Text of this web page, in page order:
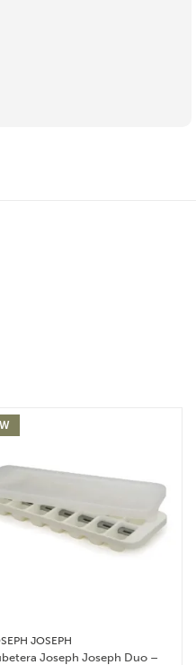
JOSEPH
Joseph Joseph Duo –